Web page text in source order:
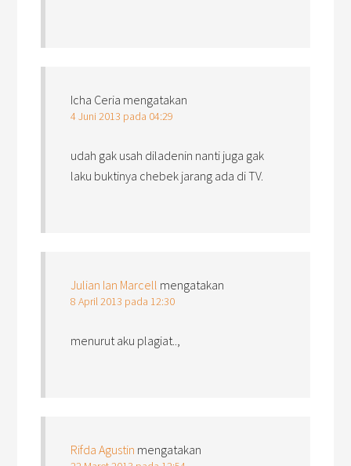
Icha Ceria mengatakan
4 Juni 2013 pada 04:29
udah gak usah diladenin nanti juga gak
laku buktinya chebek jarang ada di TV.
Julian Ian Marcell mengatakan
8 April 2013 pada 12:30
menurut aku plagiat..,
Rifda Agustin mengatakan